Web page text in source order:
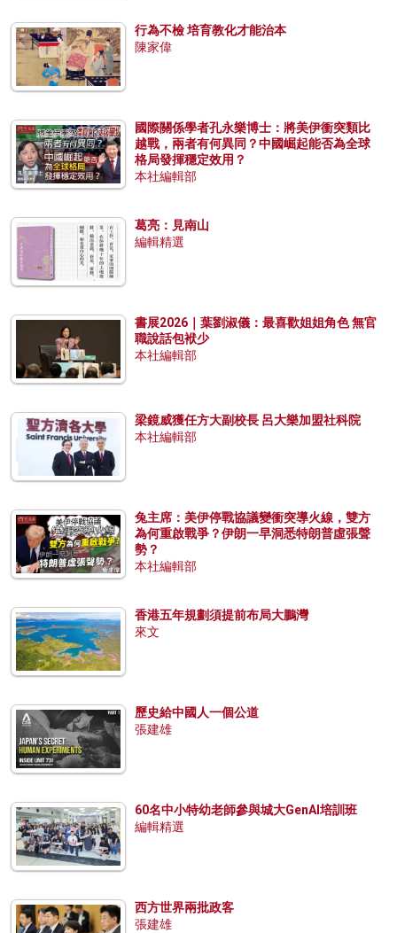
行為不檢 培育教化才能治本
陳家偉
國際關係學者孔永樂博士：將美伊衝突類比
越戰，兩者有何異同？中國崛起能否為全球
格局發揮穩定效用？
本社編輯部
葛亮：見南山
編輯精選
書展2026｜葉劉淑儀：最喜歡姐姐角色 無官
職說話包袱少
本社編輯部
梁鏡威獲任方大副校長 呂大樂加盟社科院
本社編輯部
兔主席：美伊停戰協議變衝突導火線，雙方
為何重啟戰爭？伊朗一早洞悉特朗普虛張聲
勢？
本社編輯部
香港五年規劃須提前布局大鵬灣
來文
歷史給中國人一個公道
張建雄
60名中小特幼老師參與城大GenAI培訓班
編輯精選
西方世界兩批政客
張建雄